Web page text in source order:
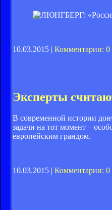
10.03.2015 | Комментарии: 0
Эксперты
В современной истории
задачи на тот момент –
европейским грандом.
10.03.2015 | Комментарии: 0